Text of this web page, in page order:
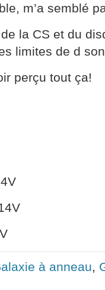
m’a semblé
la CS et du
limites de d
perçu tout ça!
à anneau,